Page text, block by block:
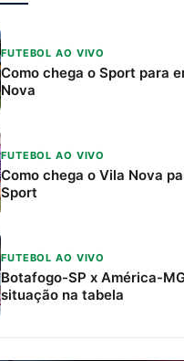
FUTEBOL AO VIVO
Como chega o Sport para
Nova
FUTEBOL AO VIVO
Como chega o Vila Nova
Sport
FUTEBOL AO VIVO
Botafogo-SP x América-
situação na tabela